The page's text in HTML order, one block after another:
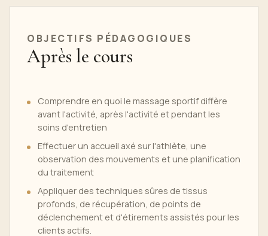
OBJECTIFS PÉDAGOGIQUES
Après le cours
Comprendre en quoi le massage sportif diffère
avant l'activité, après l'activité et pendant les
soins d'entretien
Effectuer un accueil axé sur l'athlète, une
observation des mouvements et une planification
du traitement
Appliquer des techniques sûres de tissus
profonds, de récupération, de points de
déclenchement et d'étirements assistés pour les
clients actifs.